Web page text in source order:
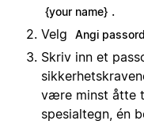
{your name} .
Velg
Angi passord
Skriv inn et
være minst åtte
spesialtegn, én